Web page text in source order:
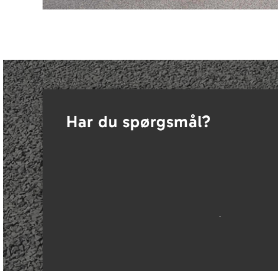
Har du spørgsmål?